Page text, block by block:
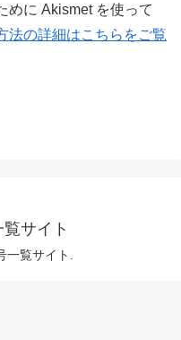
めに Akismet を使って
法の詳細はこちらをご覧
サイト
覧サイト.